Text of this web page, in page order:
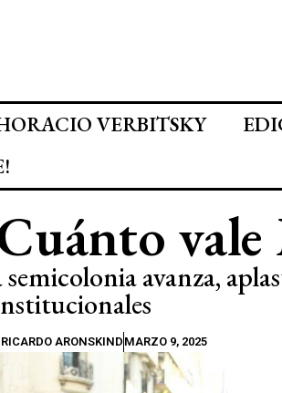
VERBITSKY
semicolonia avanza,
RICARDO ARONSKIND MARZO 9, 2025